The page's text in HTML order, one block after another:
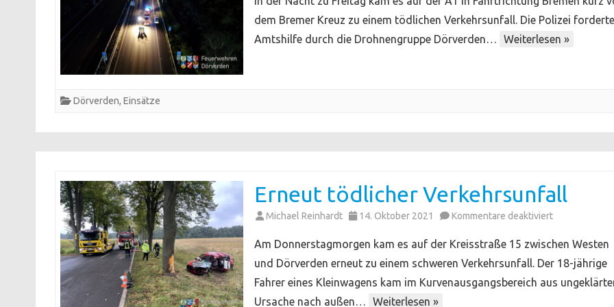
Polizei
–
dem Bremer Kreuz zu einem tödlichen Verkehrsunfall. Die Polizei forderte
Amtshilfe durch die Drohnengruppe Dörverden…
Weiterlesen »
Dörverden, Einsätze
Erneut tödlicher Verkehrsunfall
Michael Reinhardt 14. Oktober 2021 Kommentare deaktiviertfür
tödlicher
Verkehrsunfall
Am Donnerstagmorgen kam es auf der Kreisstraße 15 zwischen Westen
und Dörverden erneut zu einem schweren Verkehrsunfall. Der 18-jährige
Fahrer eines Kleinwagens kam im Kurvenausgangsbereich aus
Ursache nach außen…
Weiterlesen »